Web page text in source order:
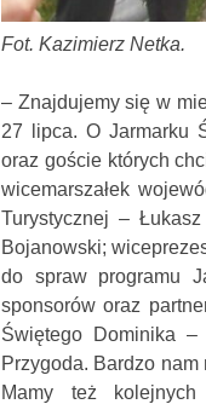
Fot. Kazimierz Netka.
– Znajdujemy się w
27 lipca. O Jarmarku
oraz goście których
wicemarszałek
Turystycznej –
Bojanowski;
do spraw programu
sponsorów oraz
Świętego Dominika –
Przygoda. Bardzo nam
Mamy też